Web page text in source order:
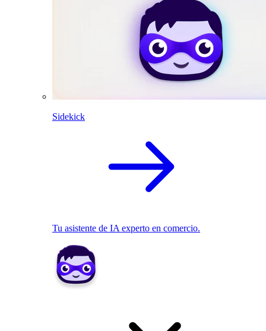
Sidekick
Tu asistente de IA experto en comercio.